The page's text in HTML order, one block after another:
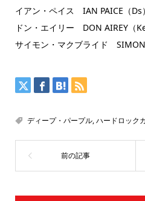
イアン・ペイス IAN PAICE（Ds）
ドン・エイリー DON AIREY（
サイモン・マクブライド SIMON
ディープ・パープル,ハードロック